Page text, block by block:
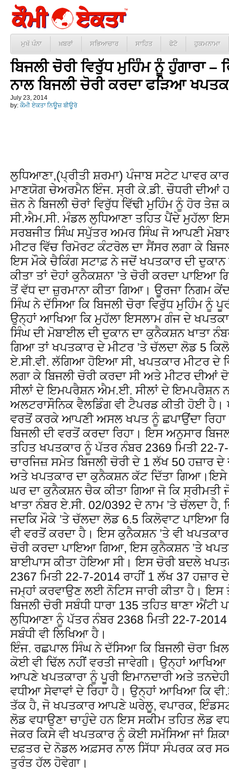
ਮੁਖੱ ਪੰਨਾ ਖ਼ਬਰਾਂ ਸਭਿਆਚਾਰ ਸਾਹਿਤ ਫੋਟੋ ਹੁਕਮਨਾਮਾ
ਬਿਜਲੀ ਚੋਰੀ ਵਿਰੁੱਧ ਮੁਹਿੰਮ ਨੂੰ ਹੁੰਗਾਰਾ
ਨਾਲ ਬਿਜਲੀ ਚੋਰੀ ਕਰਦਾ ਫੜਿਆ
July 23, 2014
by: ਕੌਮੀ ਏਕਤਾ ਨਿਊਜ਼ ਬੀਊਰੋ
ਲੁਧਿਆਣਾ,(ਪ੍ਰੀਤੀ ਸ਼ਰਮਾ) ਪੰਜਾਬ ਸਟੇਟ ਪਾਵਰ
ਮਾਣਯੋਗ ਚੇਅਰਮੈਨ ਇੰਜ. ਸ੍ਰੀ ਕੇ.ਡੀ. ਚੌਧਰੀ ਦੀਆਂ
ਜ਼ੋਨ ਨੇ ਬਿਜਲੀ ਚੋਰਾਂ ਵਿਰੁੱਧ ਵਿੱਢੀ ਮੁਹਿੰਮ ਨੂੰ ਹੋਰ
ਸੀ.ਐਮ.ਸੀ. ਮੰਡਲ ਲੁਧਿਆਣਾ ਤਹਿਤ ਪੈਂਦੇ ਮੁਹੱਲਾ
ਸਰਬਜੀਤ ਸਿੰਘ ਸਪੁੱਤਰ ਅਮਰ ਸਿੰਘ ਜੋ ਆਪਣੀ
ਮੀਟਰ ਵਿੱਚ ਰਿਮੋਰਟ ਕੰਟਰੋਲ ਦਾ ਸੈਂਸਰ ਲਗਾ ਕੇ
ਇਸ ਮੌਕੇ ਚੈਕਿੰਗ ਸਟਾਫ਼ ਨੇ ਜਦੋਂ ਖਪਤਕਾਰ ਦੀ
ਕੀਤਾ ਤਾਂ ਦੋਹਾਂ ਕੁਨੈਕਸ਼ਨਾ ’ਤੇ ਚੋਰੀ ਕਰਦਾ
ਤੋਂ ਵੱਧ ਦਾ ਜ਼ੁਰਮਾਨਾ ਕੀਤਾ ਗਿਆ। ਊਰਜਾ ਨਿਗਮ
ਸਿੰਘ ਨੇ ਦੱਸਿਆ ਕਿ ਬਿਜਲੀ ਚੋਰਾ ਵਿਰੁੱਧ ਮੁਹਿੰਮ ਨੂੰ
ਉਨ੍ਹਾਂ ਆਖਿਆ ਕਿ ਮੁਹੱਲਾ ਇਸਲਾਮ ਗੰਜ ਦੇ
ਸਿੰਘ ਦੀ ਮੋਬਾਈਲ ਦੀ ਦੁਕਾਨ ਦਾ ਕੁਨੈਕਸ਼ਨ ਖਾਤਾ
ਗਿਆ ਤਾਂ ਖਪਤਕਾਰ ਦੇ ਮੀਟਰ ’ਤੇ ਚੱਲਦਾ ਲੋਡ 5
ਏ.ਸੀ.ਵੀ. ਲੱਗਿਆ ਹੋਇਆ ਸੀ, ਖਪਤਕਾਰ ਮੀਟਰ ਦੇ
ਲਗਾ ਕੇ ਬਿਜਲੀ ਚੋਰੀ ਕਰਦਾ ਸੀ ਅਤੇ ਮੀਟਰ
ਸੀਲਾਂ ਦੇ ਇਮਪਰੈਸ਼ਨ ਐਮ.ਈ. ਸੀਲਾਂ ਦੇ ਇਮਪਰੈਸ਼ਨ
ਅਲਟਰਾਸੌਨਿਕ ਵੈਲਡਿੰਗ ਵੀ ਟੈਪਰਡ ਕੀਤੀ ਹੋਈ ਹੈ।
ਵਰਤੋਂ ਕਰਕੇ ਆਪਣੀ ਅਸਲ ਖਪਤ ਨੂੰ ਛਪਾਉਂਦਾ
ਬਿਜਲੀ ਦੀ ਵਰਤੋਂ ਕਰਦਾ ਰਿਹਾ। ਇਸ ਅਨੁਸਾਰ
ਤਹਿਤ ਖਪਤਕਾਰ ਨੂੰ ਪੱਤਰ ਨੰਬਰ 2369 ਮਿਤੀ 22-
ਚਾਰਜਿਜ਼ ਸਮੇਤ ਬਿਜਲੀ ਚੋਰੀ ਦੇ 1 ਲੱਖ 50 ਹਜ਼ਾਰ
ਅਤੇ ਖਪਤਕਾਰ ਦਾ ਕੁਨੈਕਸ਼ਨ ਕੱਟ ਦਿੱਤਾ ਗਿਆ।ਇਸੇ
ਘਰ ਦਾ ਕੁਨੈਕਸ਼ਨ ਚੈਕ ਕੀਤਾ ਗਿਆ ਜੋ ਕਿ ਸ੍ਰੀਮਤੀ
ਖਾਤਾ ਨੰਬਰ ਏ.ਸੀ. 02/0392 ਦੇ ਨਾਮ ’ਤੇ ਚੱਲਦਾ
ਜਦਕਿ ਮੌਕੇ ’ਤੇ ਚੱਲਦਾ ਲੋਡ 6.5 ਕਿਲੋਵਾਟ ਪਾਇਆ
ਵੀ ਵਰਤੋਂ ਕਰਦਾ ਹੈ। ਇਸ ਕੁਨੈਕਸ਼ਨ ’ਤੇ ਵੀ ਖਪਤਕਾਰ
ਚੋਰੀ ਕਰਦਾ ਪਾਇਆ ਗਿਆ, ਇਸ ਕੁਨੈਕਸ਼ਨ ’ਤੇ
ਬਾਈਪਾਸ ਕੀਤਾ ਹੋਇਆ ਸੀ। ਇਸ ਚੋਰੀ ਬਦਲੇ
2367 ਮਿਤੀ 22-7-2014 ਰਾਹੀਂ 1 ਲੱਖ 37 ਹਜ਼ਾਰ
ਜਮ੍ਹਾਂ ਕਰਵਾਉਣ ਲਈ ਨੋਟਿਸ ਜਾਰੀ ਕੀਤਾ ਹੈ। ਇਸ
ਬਿਜਲੀ ਚੋਰੀ ਸਬੰਧੀ ਧਾਰਾ 135 ਤਹਿਤ ਥਾਣਾ ਐਂਟੀ
ਲੁਧਿਆਣਾ ਨੂੰ ਪੱਤਰ ਨੰਬਰ 2368 ਮਿਤੀ 22-7-
ਸਬੰਧੀ ਵੀ ਲਿਖਿਆ ਹੈ।
ਇੰਜ. ਰਛਪਾਲ ਸਿੰਘ ਨੇ ਦੱਸਿਆ ਕਿ ਬਿਜਲੀ ਚੋਰਾ
ਕੋਈ ਵੀ ਢਿੱਲ ਨਹੀਂ ਵਰਤੀ ਜਾਵੇਗੀ। ਉਨ੍ਹਾਂ ਆਖਿਆ
ਆਪਣੇ ਖਪਤਕਾਰਾ ਨੂੰ ਪੂਰੀ ਇਮਾਨਦਾਰੀ ਅਤੇ
ਵਧੀਆ ਸੇਵਾਵਾਂ ਦੇ ਰਿਹਾ ਹੈ। ਉਨ੍ਹਾਂ ਆਖਿਆ ਕਿ
ਤੱਕ ਹੈ, ਜੋ ਖਪਤਕਾਰ ਆਪਣੇ ਘਰੇਲੂ, ਵਪਾਰਕ,
ਲੋਡ ਵਧਾਉਣਾ ਚਾਹੁੰਦੇ ਹਨ ਇਸ ਸਕੀਮ ਤਹਿਤ ਲੋਡ
ਜੇਕਰ ਕਿਸੇ ਵੀ ਖਪਤਕਾਰ ਨੂੰ ਕੋਈ ਸਮੱਸਿਆ ਜਾਂ
ਦਫ਼ਤਰ ਦੇ ਨੋਡਲ ਅਫ਼ਸਰ ਨਾਲ ਸਿੱਧਾ ਸੰਪਰਕ ਕਰ
ਤੁਰੰਤ ਹੱਲ ਹੋਵੇਗਾ।